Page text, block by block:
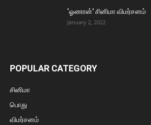
‘ஓணான்’ சினிமா விமர்சனம்
January 2, 2022
POPULAR CATEGORY
சினிமா
பொது
விமர்சனம்